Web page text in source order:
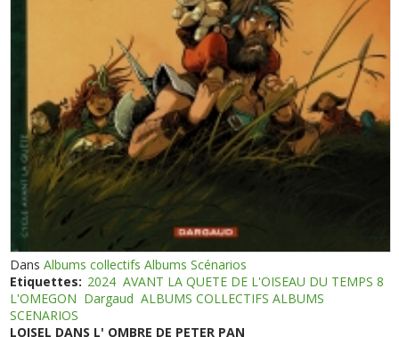
DansAlbums collectifs Albums Scénarios
Etiquettes: 2024 AVANT LA QUETE DE L'OISEAU DU TEMPS 8
L'OMEGON Dargaud ALBUMS COLLECTIFS ALBUMS
SCENARIOS
LOISEL DANS L' OMBRE DE PETER PAN